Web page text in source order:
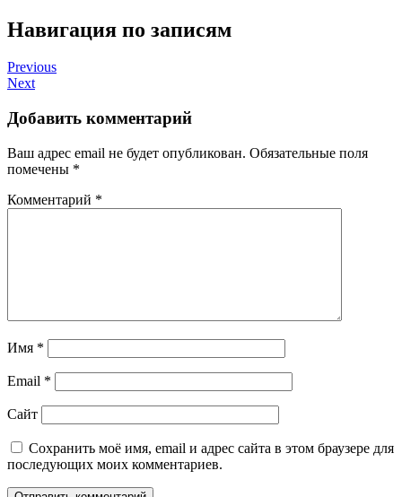
Навигация по записям
Previous
Next
Добавить комментарий
Ваш адрес email не будет опубликован. Обязательные поля
помечены *
Комментарий *
Имя *
Email *
Сайт
Сохранить моё имя, email и адрес сайта в этом браузере для
последующих моих комментариев.